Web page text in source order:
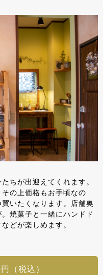
ちが出迎えてくれます。
の上価格もお手頃なの
いたくなります。店舗奥
焼菓子と一緒にハンドド
どが楽しめます。
（税込）